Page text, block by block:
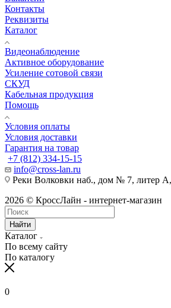
Контакты
Реквизиты
Каталог
Видеонаблюдение
Активное оборудование
Усиление сотовой связи
СКУД
Кабельная продукция
Помощь
Условия оплаты
Условия доставки
Гарантия на товар
+7 (812) 334-15-15
info@cross-lan.ru
Реки Волковки наб., дом № 7, литер
2026 © КроссЛайн - интернет-магазин
Найти
Каталог
По всему сайту
По каталогу
0